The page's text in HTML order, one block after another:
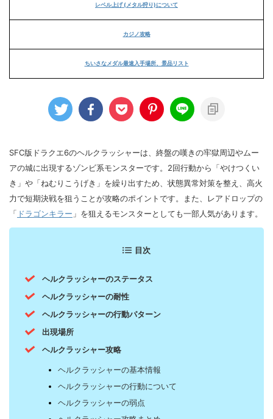
レベル上げ (メタル狩り)について
カジノ攻略
ちいさなメダル最速入手場所、景品リスト
SFC版ドラクエ6のヘルクラッシャーは、終盤の嘆きの牢獄周辺やムー
アの城に出現するゾンビ系モンスターです。2回行動から「やけつくい
き」や「ねむりこうげき」を繰り出すため、状態異常対策を整え、高火
力で短期決戦を狙うことが攻略のポイントです。また、レアドロップの
「 ドラゴンキラー 」を狙えるモンスターとしても一部人気があります。
目次
ヘルクラッシャーのステータス
ヘルクラッシャーの耐性
ヘルクラッシャーの行動パターン
出現場所
ヘルクラッシャー攻略
ヘルクラッシャーの基本情報
ヘルクラッシャーの行動について
ヘルクラッシャーの弱点